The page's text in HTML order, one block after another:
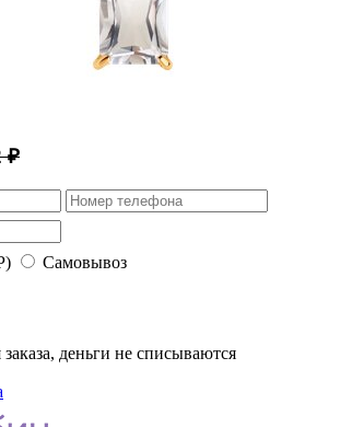
₽
Самовывоз
деньги не списываются